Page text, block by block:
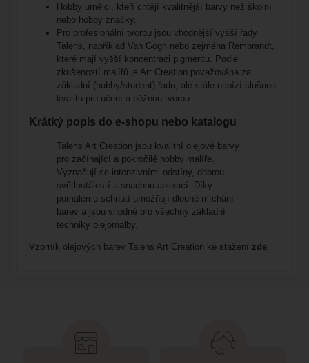
Hobby umělci, kteří chtějí kvalitnější barvy než školní
nebo hobby značky.
Pro profesionální tvorbu jsou vhodnější vyšší řady
Talens, například Van Gogh nebo zejména Rembrandt,
které mají vyšší koncentraci pigmentu. Podle
zkušeností malířů je Art Creation považována za
základní (hobby/student) řadu, ale stále nabízí slušnou
kvalitu pro učení a běžnou tvorbu.
Krátký popis do e-shopu nebo katalogu
Talens Art Creation jsou kvalitní olejové barvy
pro začínající a pokročilé hobby malíře.
Vyznačují se intenzivními odstíny, dobrou
světlostálostí a snadnou aplikací. Díky
pomalému schnutí umožňují dlouhé míchání
barev a jsou vhodné pro všechny základní
techniky olejomalby.
Vzorník olejových barev Talens Art Creation ke stažení zde.